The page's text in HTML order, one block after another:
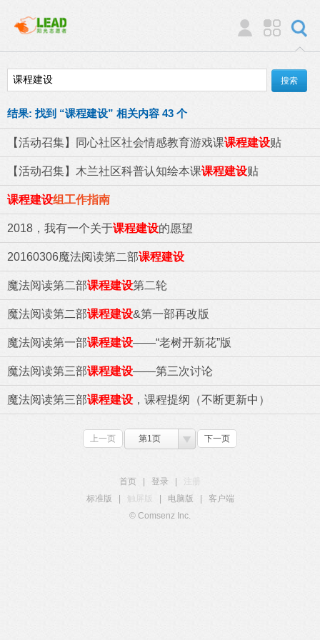
结果: 找到 “课程建设” 相关内容 43 个
【活动召集】同心社区社会情感教育游戏课课程建设贴
【活动召集】木兰社区科普认知绘本课课程建设贴
课程建设组工作指南
2018，我有一个关于课程建设的愿望
20160306魔法阅读第二部课程建设
魔法阅读第二部课程建设第二轮
魔法阅读第二部课程建设&第一部再改版
魔法阅读第一部课程建设——“老树开新花”版
魔法阅读第三部课程建设——第三次讨论
魔法阅读第三部课程建设 ，课程提纲（不断更新中）
上一页 第1页 下一页
首页 登录
注册
标准版
触屏版 电脑版
客户端
© Comsenz Inc.